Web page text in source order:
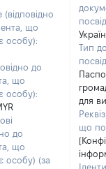
(відповідно
що
особу):
до
що
особу):
до
що
особу) (за
Тип
для
що